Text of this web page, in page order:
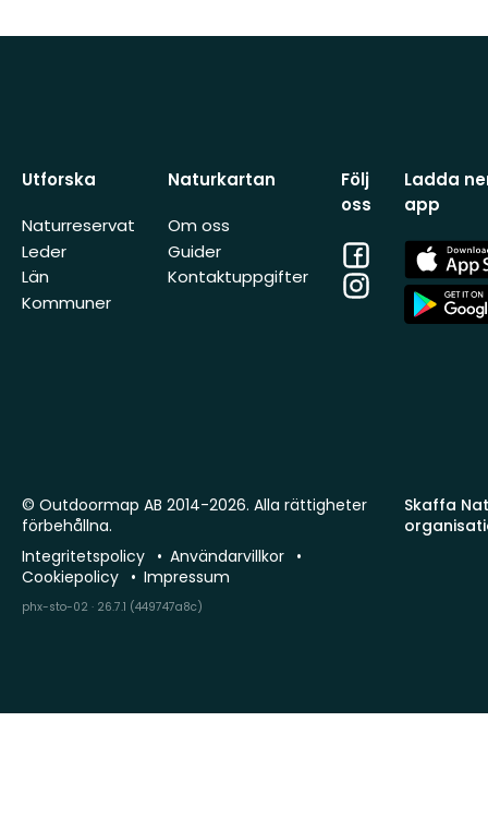
Utforska
Naturreservat
Leder
Län
Kommuner
Naturkartan
Om oss
Guider
Kontaktuppgifter
Följ
oss
Facebook
Instagram
Ladda
app
App
Store
App
Store
Skaffa
© Outdoormap AB 2014-2026. Alla rättigheter
förbehållna.
Integritetspolicy
Användarvillkor
Cookiepolicy
Impressum
phx-sto-02 · 26.7.1 (449747a8c)